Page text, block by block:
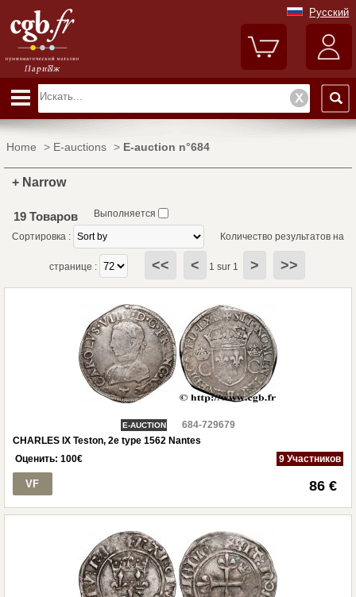
Русский
Home > E-auctions > E-auction n°684
+ Narrow
19 Товаров Выполняется
Сортировка : Количество результатов на
странице : << < 1 sur 1 > >>
E-AUCTION
684-729679
CHARLES IX Teston, 2e type 1562 Nantes
Оценить: 100€ 9 Участников
VF 86 €